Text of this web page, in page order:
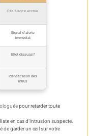
Résistance accrue
Signal d’alerte
immédiat
Effet dissuasif
Identification des
intrus
pour retarder toute
en cas d’intrusion suspecte.
de garder un œil sur votre